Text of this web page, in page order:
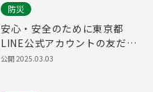
防災
安心・安全のために東京都
LINE公式アカウントの友だち
追加をお願いします！
公開2025.03.03